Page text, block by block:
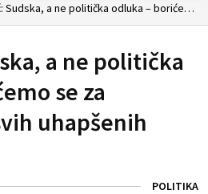
Petković: Sudska, a ne politička odluka – borićemo se za oslobađanje svih uhapšenih Srba
a ne politička
se za
uhapšenih
POLITIKA